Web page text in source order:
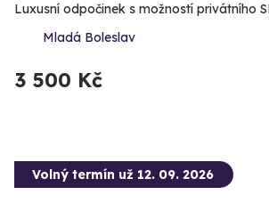
Luxusní odpočinek s možností privátního
Mladá Boleslav
3 500 Kč
Volný termín už 12. 09. 2026